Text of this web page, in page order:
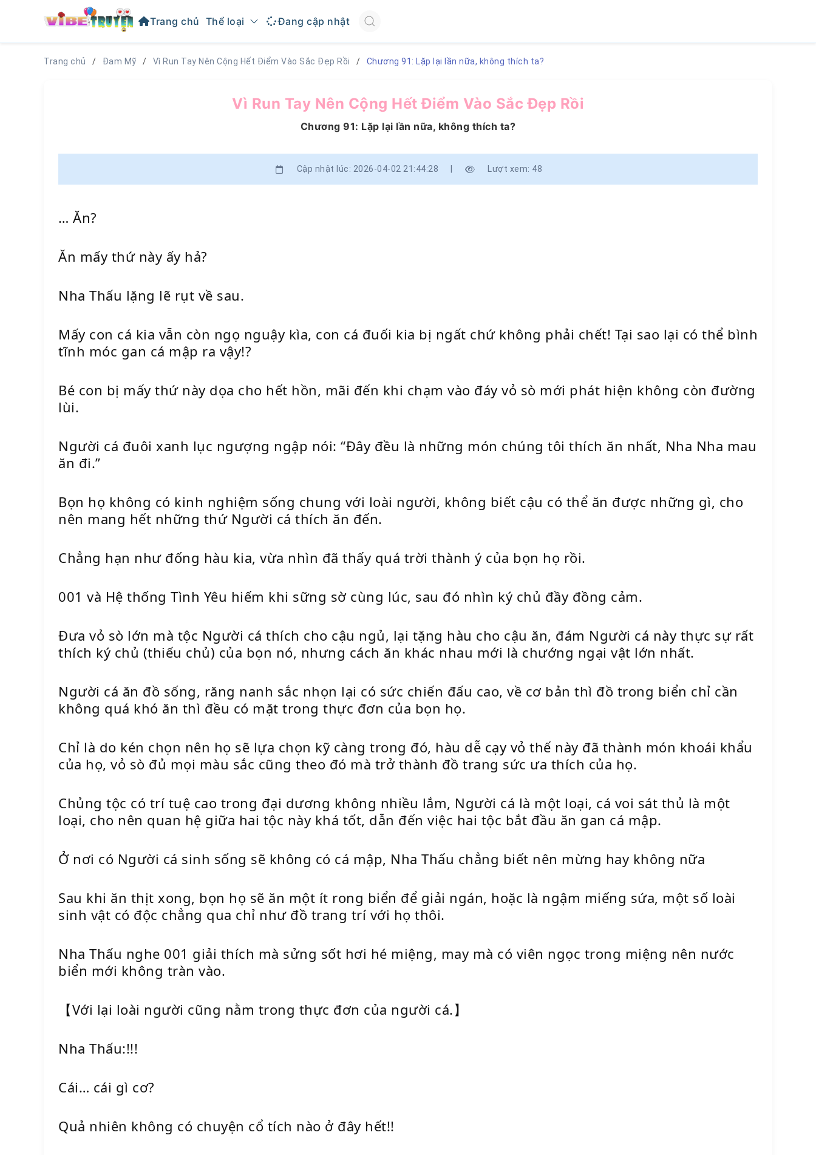
Trang chủ Thể loại Đang cập nhật
Trang chủ Đam Mỹ Vì Run Tay Nên Cộng Hết Điểm Vào Sắc Đẹp Rồi Chương 91: Lặp lại lần nữa, không thích ta?
Vì Run Tay Nên Cộng Hết Điểm Vào Sắc Đẹp Rồi
Chương 91: Lặp lại lần nữa, không thích ta?
Cập nhật lúc: 2026-04-02 21:44:28 Lượt xem: 48
… Ăn?
Ăn mấy thứ này ấy hả?
Nha Thấu lặng lẽ rụt về sau.
Mấy con cá kia vẫn còn ngọ nguậy kìa, con cá đuối kia bị ngất chứ không phải chết! Tại sao lại có thể bình
tĩnh móc gan cá mập ra vậy!?
Bé con bị mấy thứ này dọa cho hết hồn, mãi đến khi chạm vào đáy vỏ sò mới phát hiện không còn đường
lùi.
Người cá đuôi xanh lục ngượng ngập nói: “Đây đều là những món chúng tôi thích ăn nhất, Nha Nha mau
ăn đi.”
Bọn họ không có kinh nghiệm sống chung với loài người, không biết cậu có thể ăn được những gì, cho
nên mang hết những thứ Người cá thích ăn đến.
Chẳng hạn như đống hàu kia, vừa nhìn đã thấy quá trời thành ý của bọn họ rồi.
001 và Hệ thống Tình Yêu hiếm khi sững sờ cùng lúc, sau đó nhìn ký chủ đầy đồng cảm.
Đưa vỏ sò lớn mà tộc Người cá thích cho cậu ngủ, lại tặng hàu cho cậu ăn, đám Người cá này thực sự rất
thích ký chủ (thiếu chủ) của bọn nó, nhưng cách ăn khác nhau mới là chướng ngại vật lớn nhất.
Người cá ăn đồ sống, răng nanh sắc nhọn lại có sức chiến đấu cao, về cơ bản thì đồ trong biển chỉ cần
không quá khó ăn thì đều có mặt trong thực đơn của bọn họ.
Chỉ là do kén chọn nên họ sẽ lựa chọn kỹ càng trong đó, hàu dễ cạy vỏ thế này đã thành món khoái khẩu
của họ, vỏ sò đủ mọi màu sắc cũng theo đó mà trở thành đồ trang sức ưa thích của họ.
Chủng tộc có trí tuệ cao trong đại dương không nhiều lắm, Người cá là một loại, cá voi sát thủ là một
loại, cho nên quan hệ giữa hai tộc này khá tốt, dẫn đến việc hai tộc bắt đầu ăn gan cá mập.
Ở nơi có Người cá sinh sống sẽ không có cá mập, Nha Thấu chẳng biết nên mừng hay không nữa
Sau khi ăn thịt xong, bọn họ sẽ ăn một ít rong biển để giải ngán, hoặc là ngậm miếng sứa, một số loài
sinh vật có độc chẳng qua chỉ như đồ trang trí với họ thôi.
Nha Thấu nghe 001 giải thích mà sửng sốt hơi hé miệng, may mà có viên ngọc trong miệng nên nước
biển mới không tràn vào.
【Với lại loài người cũng nằm trong thực đơn của người cá.】
Nha Thấu:!!!
Cái… cái gì cơ?
Quả nhiên không có chuyện cổ tích nào ở đây hết!!